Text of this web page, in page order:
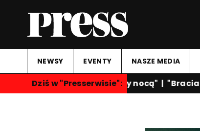
NEWSY EVENTY NASZE MEDIA
Dziś w "Presserwisie":
"Rozmowy nocą"| "Bracia"